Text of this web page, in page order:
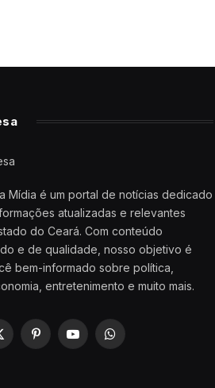
Mídia é um portal de notícias dedicado
atualizadas e relevantes
do Ceará. Com conteúdo
e de qualidade, nosso objetivo é
bem-informado sobre política,
entretenimento e muito mais.
PinterestYouTubeWhatsApp